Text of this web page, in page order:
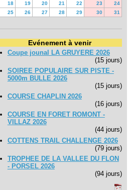
18
19 20 21 22 23
24
25
26 27 28 29 30 31
Evénement à venir
Coupe jounal LA GRUYERE 2026
(15 jours)
SOIREE POPULAIRE SUR PISTE -
5000m BULLE 2026
(15 jours)
COURSE CHAPLIN 2026
(16 jours)
COURSE EN FORET ROMONT -
VILLAZ 2026
(44 jours)
COTTENS TRAIL CHALLENGE 2026
(79 jours)
TROPHEE DE LA VALLEE DU FLON
- PORSEL 2026
(94 jours)